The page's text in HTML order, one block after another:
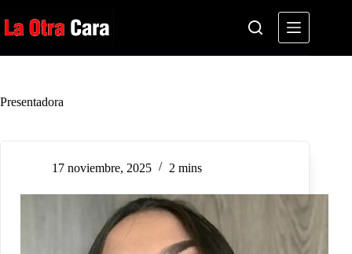
al
contenido
Presentadora
17 noviembre, 2025 2 mins